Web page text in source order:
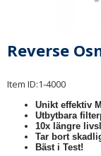
Reverse
Item ID:1-4000
Unikt effektiv
Utbytbara
10x längre
Tar bort
Bäst i Test!